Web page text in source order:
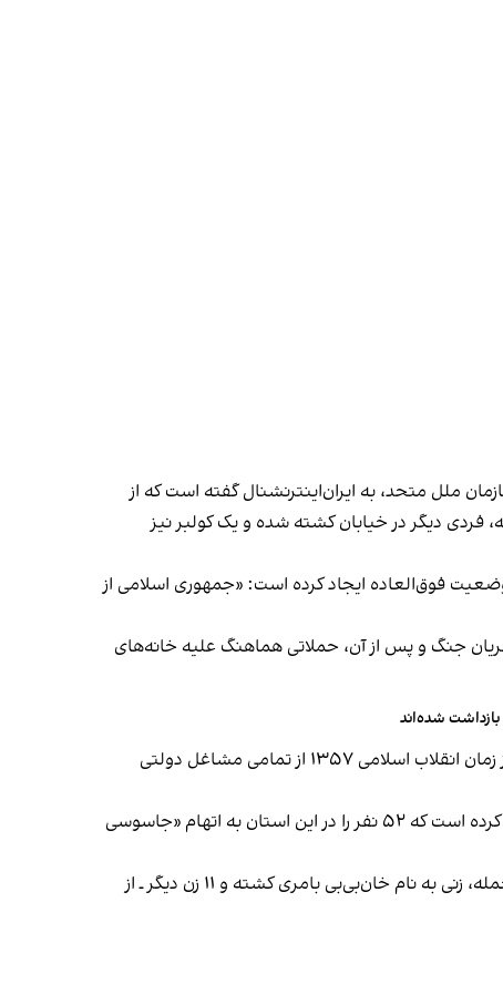
ملل متحد، به ایران‌اینترنشنال گفته است که از
باخته، فردی دیگر در خیابان کشته شده و یک کولبر نیز
فوق‌العاده ایجاد کرده است: «جمهوری اسلامی از
جنگ و پس از آن، حملاتی هماهنگ علیه خانه‌های
آیین بهایی با آن‌که بزرگ‌ترین اقلیت غیرمسلمان در ایران است، توسط جمهوری اسلامی به رسمیت شناخته نمی‌شود. بهاییان از زمان انقلاب اسلامی ۱۳۵۷ از تمامی مشاغل دولتی
در استان سیستان‌و‌بلوچستان نیز شدت برخوردها با شهروندان بلوچ افزایش یافته است. سپاه پاسداران انقلاب اسلامی اعلام کرده است که ۵۲ نفر را در این استان به اتهام «جاسوسی
وب‌سایت حال‌وش نیز گزارش داده که نیروهای امنیتی در جریان حمله به یک روستا، به سوی ساکنان آتش گشوده‌اند. در این حمله، زنی به نام خان‌بی‌بی بامری کشته و ۱۱ زن دیگر ـ از